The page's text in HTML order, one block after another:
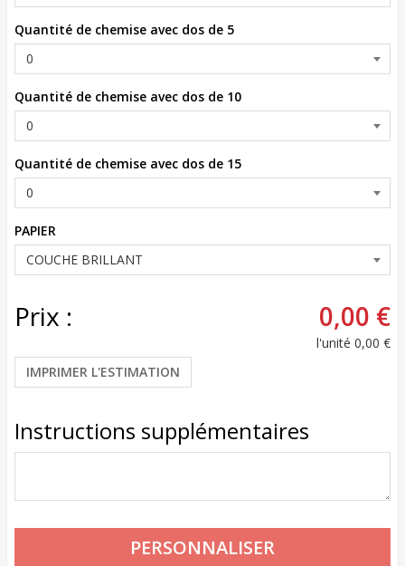
Quantité de chemise avec dos de 5
Quantité de chemise avec dos de 10
Quantité de chemise avec dos de 15
PAPIER
Prix : 0,00 €
l'unité 0,00 €
IMPRIMER L'ESTIMATION
Instructions supplémentaires